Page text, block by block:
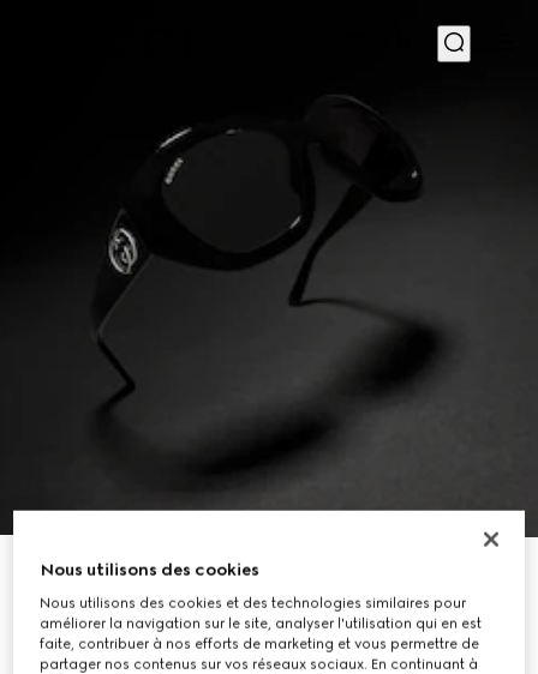
Lunettes de soleil à monture géométrique
€ 320
Déclinaisonsnoir
Nous utilisons des cookies
Nous utilisons des cookies et des technologies similaires pour
améliorer la navigation sur le site, analyser l'utilisation qui en est
faite, contribuer à nos efforts de marketing et vous permettre de
partager nos contenus sur vos réseaux sociaux. En continuant à